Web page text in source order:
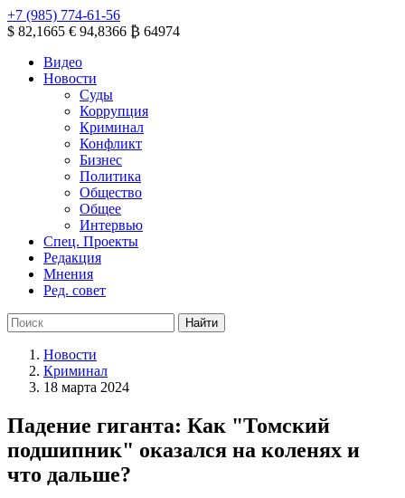
+7 (985) 774-61-56
$ 82,1665 € 94,8366 ₿ 64974
Видео
Новости
Суды
Коррупция
Криминал
Конфликт
Бизнес
Политика
Общество
Общее
Интервью
Спец. Проекты
Редакция
Мнения
Ред. совет
Новости
Криминал
18 марта 2024
Падение гиганта: Как "Томский
подшипник" оказался на коленях и
что дальше?